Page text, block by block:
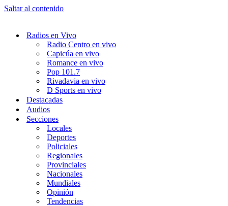
Saltar al contenido
Radios en Vivo
Radio Centro en vivo
Capicúa en vivo
Romance en vivo
Pop 101.7
Rivadavia en vivo
D Sports en vivo
Destacadas
Audios
Secciones
Locales
Deportes
Policiales
Regionales
Provinciales
Nacionales
Mundiales
Opinión
Tendencias